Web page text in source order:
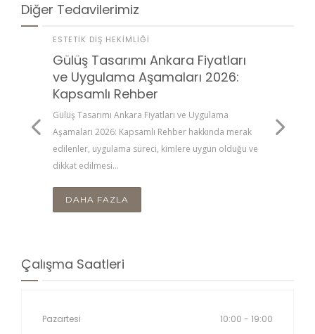
Diğer Tedavilerimiz
ESTETIK DIŞ HEKIMLIĞI
Gülüş Tasarımı Ankara Fiyatları
ve Uygulama Aşamaları 2026:
Kapsamlı Rehber
Gülüş Tasarımı Ankara Fiyatları ve Uygulama
Aşamaları 2026: Kapsamlı Rehber hakkında merak
edilenler, uygulama süreci, kimlere uygun olduğu ve
dikkat edilmesi…
DAHA FAZLA
Çalışma Saatleri
Pazartesi 10:00 - 19:00